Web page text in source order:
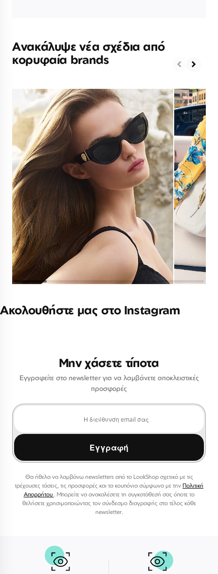
Ανακάλυψε νέα σχέδια από
κορυφαία brands
Ακολουθήστε μας στο Instagram
Μην χάσετε τίποτα
Εγγραφείτε στο newsletter για να λαμβάνετε αποκλειστικές
προσφορές
Εγγραφή
Θα ήθελα να λαμβάνω newsletters από το LookShop σχετικά με τις
τρέχουσες τάσεις, τις προσφορές και τα κουπόνια σύμφωνα με την Πολιτική
Απορρήτου . Μπορείτε να ανακαλέσετε τη συγκατάθεσή σας όποτε το
θελήσετε χρησιμοποιώντας τον σύνδεσμο διαγραφής στο τέλος κάθε
newsletter.